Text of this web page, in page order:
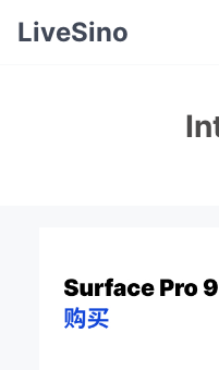
LiveSino